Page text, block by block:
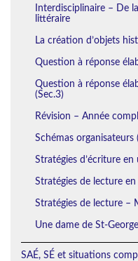
Interdisciplinaire – De
littéraire
La création d’objets
Question à réponse
Question à réponse
(Sec.3)
Révision – Année
Schémas organisateurs
Stratégies d’écriture en
Stratégies de lecture en
Stratégies de lecture –
Une dame de St-
SAÉ, SÉ et situations